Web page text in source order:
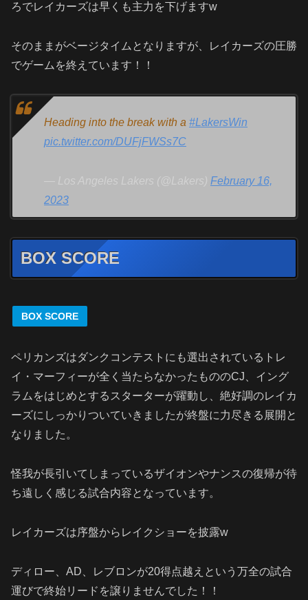
ろでレイカーズは早くも主力を下げますw
そのままがベージタイムとなりますが、レイカーズの圧勝
でゲームを終えています！！
Heading into the break with a #LakersWin
pic.twitter.com/DUFjFWSs7C
— Los Angeles Lakers (@Lakers) February 16,
2023
BOX SCORE
BOX SCORE
ペリカンズはダンクコンテストにも選出されているトレ
イ・マーフィーが全く当たらなかったもののCJ、イング
ラムをはじめとするスターターが躍動し、絶好調のレイカ
ーズにしっかりついていきましたが終盤に力尽きる展開と
なりました。
怪我が長引いてしまっているザイオンやナンスの復帰が待
ち遠しく感じる試合内容となっています。
レイカーズは序盤からレイクショーを披露w
ディロー、AD、レブロンが20得点越えという万全の試合
運びで終始リードを譲りませんでした！！